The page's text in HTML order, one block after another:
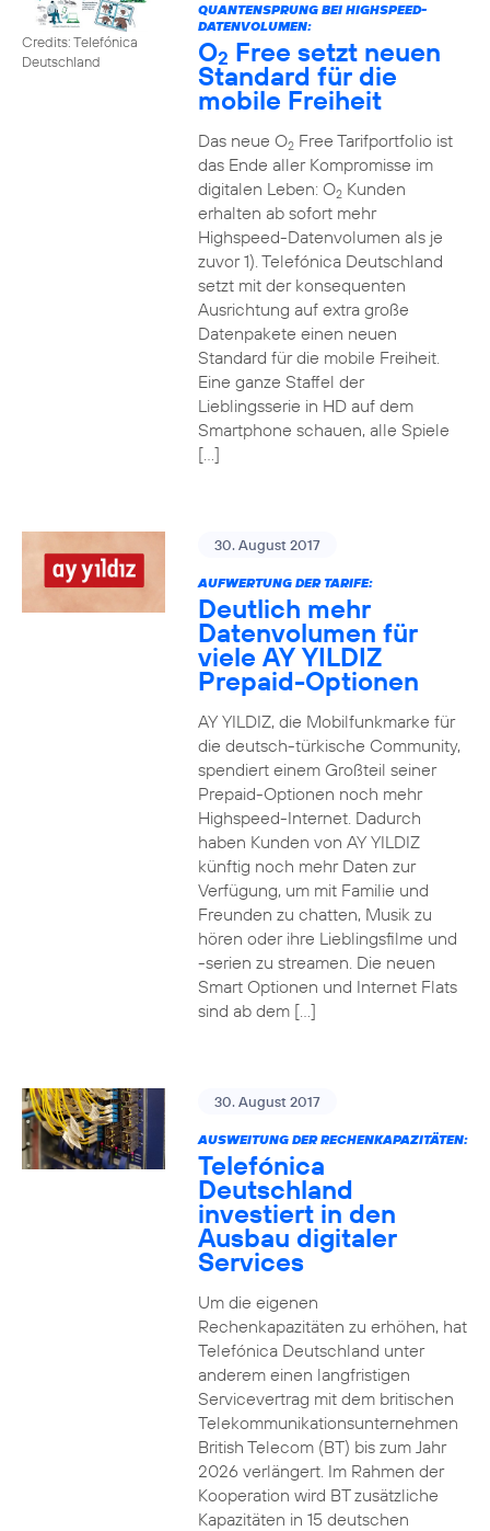
Credits: Telefónica
Deutschland
QUANTENSPRUNG BEI HIGHSPEED-
DATENVOLUMEN:
O2 Free setzt neuen
Standard für die
mobile Freiheit
Das neue O2Free Tarifportfolio ist
das Ende aller Kompromisse im
digitalen Leben: O2Kunden
erhalten ab sofort mehr
Highspeed-Datenvolumen als je
zuvor 1). Telefónica Deutschland
setzt mit der konsequenten
Ausrichtung auf extra große
Datenpakete einen neuen
Standard für die mobile Freiheit.
Eine ganze Staffel der
Lieblingsserie in HD auf dem
Smartphone schauen, alle Spiele
[…]
30. August 2017
AUFWERTUNG DER TARIFE:
Deutlich mehr
Datenvolumen für
viele AY YILDIZ
Prepaid-Optionen
AY YILDIZ, die Mobilfunkmarke für
die deutsch-türkische Community,
spendiert einem Großteil seiner
Prepaid-Optionen noch mehr
Highspeed-Internet. Dadurch
haben Kunden von AY YILDIZ
künftig noch mehr Daten zur
Verfügung, um mit Familie und
Freunden zu chatten, Musik zu
hören oder ihre Lieblingsfilme und
-serien zu streamen. Die neuen
Smart Optionen und Internet Flats
sind ab dem […]
30. August 2017
AUSWEITUNG DER RECHENKAPAZITÄTEN:
Telefónica
Deutschland
investiert in den
Ausbau digitaler
Services
Um die eigenen
Rechenkapazitäten zu erhöhen, hat
Telefónica Deutschland unter
anderem einen langfristigen
Servicevertrag mit dem britischen
Telekommunikationsunternehmen
British Telecom (BT) bis zum Jahr
2026 verlängert. Im Rahmen der
Kooperation wird BT zusätzliche
Kapazitäten in 15 deutschen